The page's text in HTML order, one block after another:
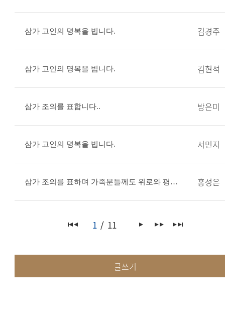
삼가 고인의 명복을 빕니다. 김경주
삼가 고인의 명복을 빕니다. 김현석
삼가 조의를 표합니다.. 방은미
삼가 고인의 명복을 빕니다. 서민지
삼가 조의를 표하며 가족분들께도 위로와 평안이 함께하길 기도하겠습니다. 홍성은
1 11